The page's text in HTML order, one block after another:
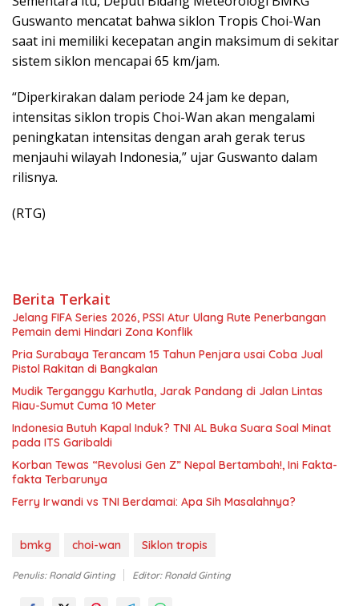
Guswanto mencatat bahwa siklon Tropis Choi-Wan
saat ini memiliki kecepatan angin maksimum di sekitar
sistem siklon mencapai 65 km/jam.
“Diperkirakan dalam periode 24 jam ke depan,
intensitas siklon tropis Choi-Wan akan mengalami
peningkatan intensitas dengan arah gerak terus
menjauhi wilayah Indonesia,” ujar Guswanto dalam
rilisnya.
(RTG)
Berita Terkait
Jelang FIFA Series 2026, PSSI Atur Ulang Rute Penerbangan
Pemain demi Hindari Zona Konflik
Pria Surabaya Terancam 15 Tahun Penjara usai Coba Jual
Pistol Rakitan di Bangkalan
Mudik Terganggu Karhutla, Jarak Pandang di Jalan Lintas
Riau-Sumut Cuma 10 Meter
Indonesia Butuh Kapal Induk? TNI AL Buka Suara Soal Minat
pada ITS Garibaldi
Korban Tewas “Revolusi Gen Z” Nepal Bertambah!, Ini Fakta-
fakta Terbarunya
Ferry Irwandi vs TNI Berdamai: Apa Sih Masalahnya?
bmkg choi-wan Siklon tropis
Penulis: Ronald Ginting Editor: Ronald Ginting